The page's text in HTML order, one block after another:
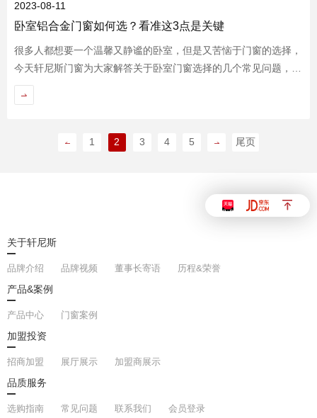
2023-08-11
卧室铝合金门窗如何选？看准这3点是关键
很多人都想要一个温馨又静谧的卧室，但是又苦恼于门窗的选择，
今天轩尼斯门窗为大家解答关于卧室门窗选择的几个常见问题，让
你装修选门窗不走弯路！
1 2 3 4 5 尾页
关于轩尼斯
品牌介绍 品牌视频 董事长寄语
历程&荣誉
产品&案例
产品中心
门窗案例
加盟投资
招商加盟 展厅展示
加盟商展示
品质服务
选购指南 常见问题 联系我们
会员登录